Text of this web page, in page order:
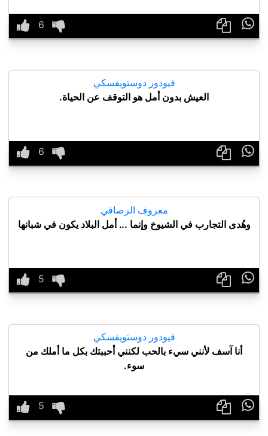

فيودور دوستويفسكي
العيش بدون أمل هو التوقف عن الحياة.

معروف الرصافي
وهُدى التجارب في الشيوخ وإنما ... أمل البلاد يكون في شبانها

فيودور دوستويفسكي
أنا آسف لأنني سيء بالحب لكنني أحببتك بكل ما أملك من
سوء.
